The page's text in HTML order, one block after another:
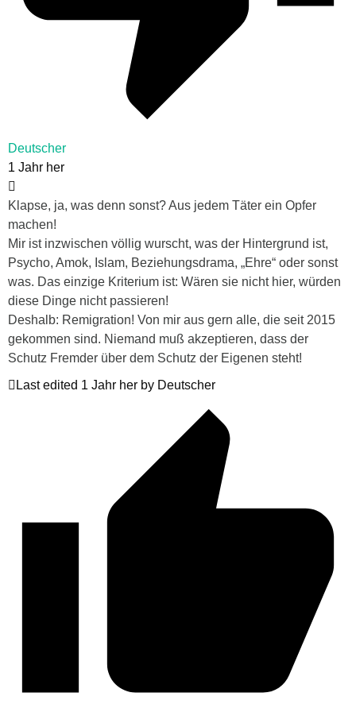
Deutscher
1 Jahr her
Klapse, ja, was denn sonst? Aus jedem Täter ein Opfer
machen!
Mir ist inzwischen völlig wurscht, was der Hintergrund ist,
Psycho, Amok, Islam, Beziehungsdrama, „Ehre“ oder sonst
was. Das einzige Kriterium ist: Wären sie nicht hier, würden
diese Dinge nicht passieren!
Deshalb: Remigration! Von mir aus gern alle, die seit 2015
gekommen sind. Niemand muß akzeptieren, dass der
Schutz Fremder über dem Schutz der Eigenen steht!
Last edited 1 Jahr her by Deutscher